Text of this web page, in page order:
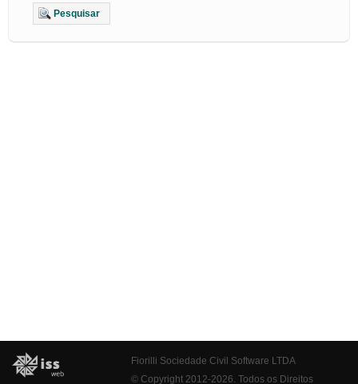
Pesquisar
Fiorilli Sociedade Civil Software LTDA
© Copyright 2012-2026. Todos os Direitos